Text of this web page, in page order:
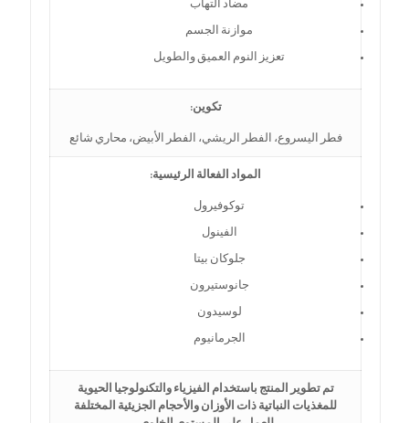
مضاد التهاب
موازنة الجسم
تعزيز النوم العميق والطويل
تكوين:
فطر اليسروع، الفطر الريشي، الفطر الأبيض، محاري شائع
المواد الفعالة الرئيسية:
توكوفيرول
الفينول
جلوكان بيتا
جانوستيرون
لوسيدون
الجرمانيوم
تم تطوير المنتج باستخدام الفيزياء والتكنولوجيا الحيوية
للمغذيات النباتية ذات الأوزان والأحجام الجزيئية المختلفة